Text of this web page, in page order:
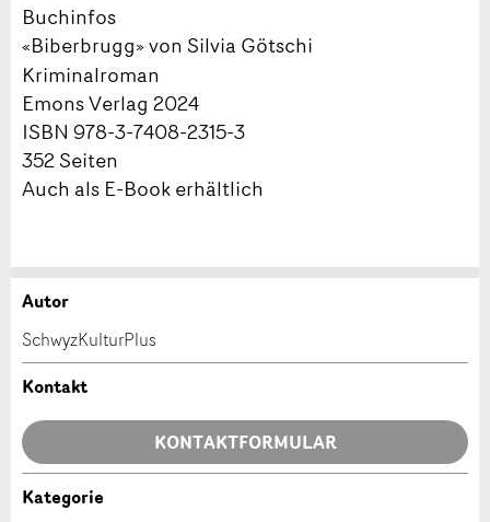
Buchinfos
«Biberbrugg»von Silvia Götschi
Kriminalroman
Emons Verlag 2024
ISBN 978-3-7408-2315-3
352 Seiten
Auch als E-Book erhältlich
Anzeige beanstanden
Ihr Feedback wird sehr geschätzt!
Allgemeines Feedback
Anzeige nicht mehr gültig
Anzeige unvollständig
Anzeige weiterempfehlen
Empfehlen Sie diese Anzeige an Freunde weiter.
Autor
SchwyzKulturPlus
Kontakt
KONTAKTFORMULAR
Kategorie